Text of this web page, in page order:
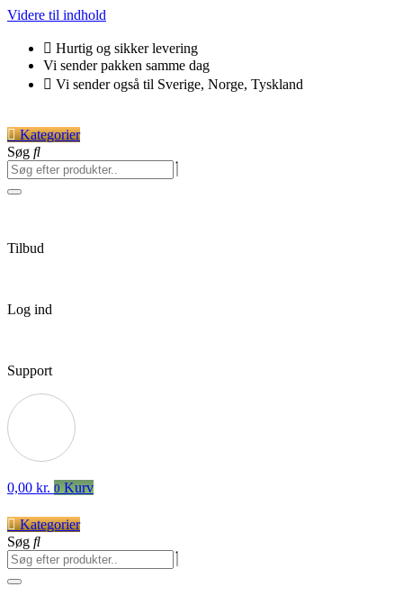
Videre til indhold
Hurtig og sikker levering
Vi sender pakken samme dag
Vi sender også til Sverige, Norge, Tyskland
Kategorier
Søg
Tilbud
Log ind
Support
0,00 kr. 0 Kurv
Kategorier
Søg